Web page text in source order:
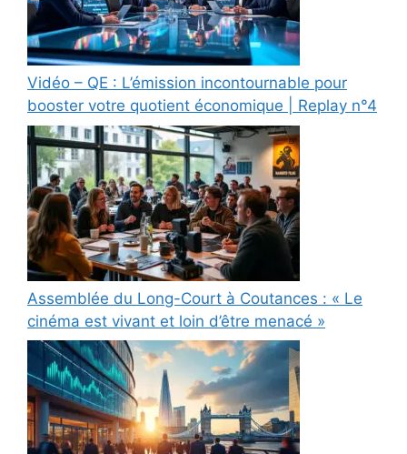
Vidéo – QE : L’émission incontournable pour
booster votre quotient économique | Replay n°4
Assemblée du Long-Court à Coutances : « Le
cinéma est vivant et loin d’être menacé »